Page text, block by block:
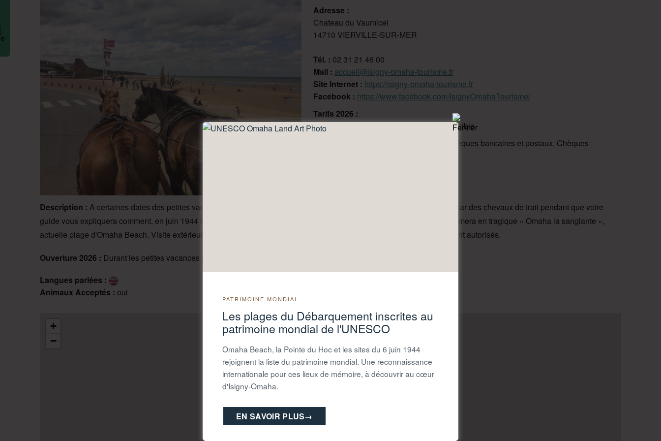
+
−
Adresse :
Chateau du Vaumicel
14710 VIERVILLE-SUR-MER
Tél. : 02 31 21 46 00
Mail : accueil@isigny-omaha-tourisme.fr
Site Internet : https://isigny-omaha-tourisme.fr
Facebook : https://www.facebook.com/IsignyOmahaTourisme/
Tarifs 2026 :
30€ adulte / 20€ enfant / forfait famille possible
Carte bleue, Chèques bancaires et postaux, Chèques
Description : A certaines dates des petites vacances scolaires et en juillet/août, vous profiterez de la jolie calèche tirée par des chevaux de trait pendant que votre
guide vous expliquera comment, en juin 1944 lors du Débarquement de Normandie, la magnifique Plage d’Or se transformera en tragique « Omaha la sanglante »,
actuelle plage d'Omaha Beach. Visite extérieure du Manoir du Vaumicel 30mn + balade en attelage de 2h. Les chiens sont autorisés.
Ouverture 2026 : Durant les petites vacances et en Juillet/août
Langues parlées :
Animaux Acceptés : oui
PATRIMOINE MONDIAL
Les plages du Débarquement inscrites au
patrimoine mondial de l'UNESCO
Omaha Beach, la Pointe du Hoc et les sites du 6 juin 1944
rejoignent la liste du patrimoine mondial. Une reconnaissance
internationale pour ces lieux de mémoire, à découvrir au cœur
d'Isigny-Omaha.
EN SAVOIR PLUS→